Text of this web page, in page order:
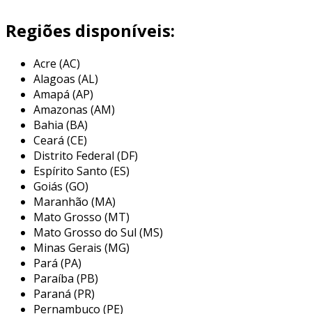
integridade do sistema, evitando perdas e
contaminações.
além de sua função de vedação, os selos
mecânicos também têm a responsabilidade de
suportar altas pressões e temperaturas,
dependendo da sua construção e dos materiais
utilizados. diversos tipos de selos estão
disponíveis no mercado, variando em formatos,
dimensões e materiais, adequando-se a
diferentes aplicações e condições operacionais.
principais causas de vazamento em
selos mecânicos
os vazamentos em selos mecânicos podem
ocorrer devido a diversos fatores que afetam a
eficácia da vedação. compreender essas causas
é essencial para prevenir falhas e garantir a
Regiões disponíveis:
Acre (AC)
Alagoas (AL)
Amapá (AP)
Amazonas (AM)
Bahia (BA)
Ceará (CE)
Distrito Federal (DF)
Espírito Santo (ES)
Goiás (GO)
Maranhão (MA)
Mato Grosso (MT)
Mato Grosso do Sul (MS)
Minas Gerais (MG)
Pará (PA)
Paraíba (PB)
Paraná (PR)
Pernambuco (PE)